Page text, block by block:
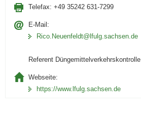
Telefax: +49 35242 631-7299
E-Mail:
Rico.Neuenfeldt@lfulg.sachsen.de
Referent Düngemittelverkehrskontrolle
Webseite:
https://www.lfulg.sachsen.de